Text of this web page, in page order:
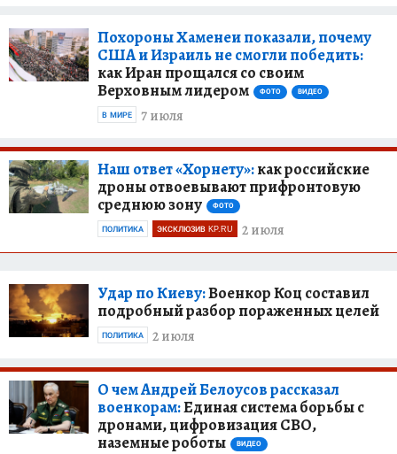
Похороны Хаменеи показали, почему
США и Израиль не смогли победить:
как Иран прощался со своим
Верховным лидером
ФОТО ВИДЕО
7 июля
В МИРЕ
Наш ответ «Хорнету»:как российские
дроны отвоевывают прифронтовую
среднюю зону
ФОТО
2 июля
ПОЛИТИКА ЭКСКЛЮЗИВ KP.RU
Удар по Киеву:Военкор Коц составил
подробный разбор пораженных целей
2 июля
ПОЛИТИКА
О чем Андрей Белоусов рассказал
военкорам:Единая система борьбы с
дронами, цифровизация СВО,
наземные роботы
ВИДЕО